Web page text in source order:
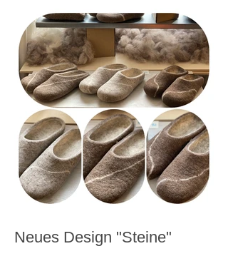
Neues Design "Steine"